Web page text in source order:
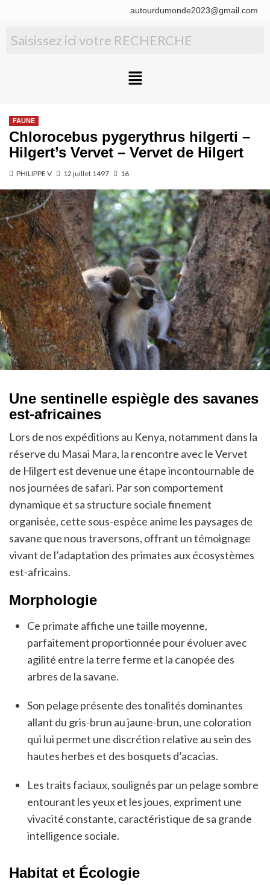
autourdumonde2023@gmail.com
FAUNE
Chlorocebus pygerythrus hilgerti –
Hilgert’s Vervet – Vervet de Hilgert
PHILIPPE V 12 juillet 1497 16
Une sentinelle espiègle des savanes
est-africaines
Lors de nos expéditions au Kenya, notamment dans la
réserve du Masai Mara, la rencontre avec le Vervet
de Hilgert est devenue une étape incontournable de
nos journées de safari. Par son comportement
dynamique et sa structure sociale finement
organisée, cette sous-espèce anime les paysages de
savane que nous traversons, offrant un témoignage
vivant de l’adaptation des primates aux écosystèmes
est-africains.
Morphologie
Ce primate affiche une taille moyenne,
parfaitement proportionnée pour évoluer avec
agilité entre la terre ferme et la canopée des
arbres de la savane.
Son pelage présente des tonalités dominantes
allant du gris-brun au jaune-brun, une coloration
qui lui permet une discrétion relative au sein des
hautes herbes et des bosquets d’acacias.
Les traits faciaux, soulignés par un pelage sombre
entourant les yeux et les joues, expriment une
vivacité constante, caractéristique de sa grande
intelligence sociale.
Habitat et Écologie